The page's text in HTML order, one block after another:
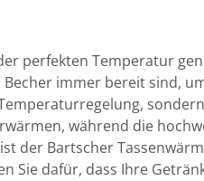
perfekten Temperatur
immer bereit sind,
während die
der Bartscher
Sie dafür, dass Ihre